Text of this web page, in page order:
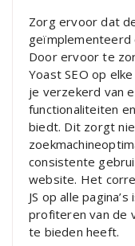
Zorg ervoor dat
geïmplementeerd
Door ervoor te
Yoast SEO op
je verzekerd van
functionaliteiten
biedt. Dit zorgt
consistente
website. Het
JS op alle
profiteren van de
te bieden heeft.